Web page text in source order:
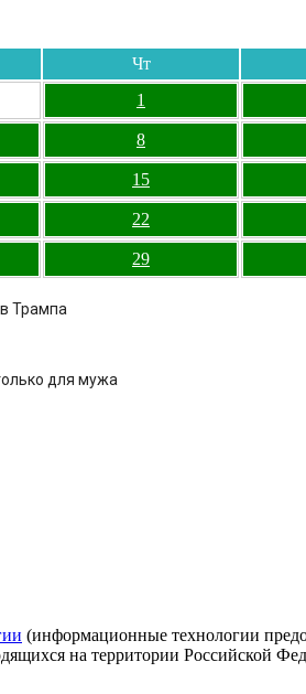
Чт
1
8
15
22
29
Трампа
для мужа
(информационные технологии
на территории Российской